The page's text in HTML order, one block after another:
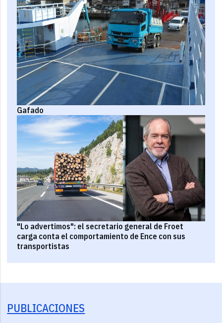
Gafado
"Lo advertimos": el secretario general de Froet
carga conta el comportamiento de Ence con sus
transportistas
PUBLICACIONES